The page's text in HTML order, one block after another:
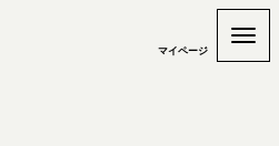
マイページ